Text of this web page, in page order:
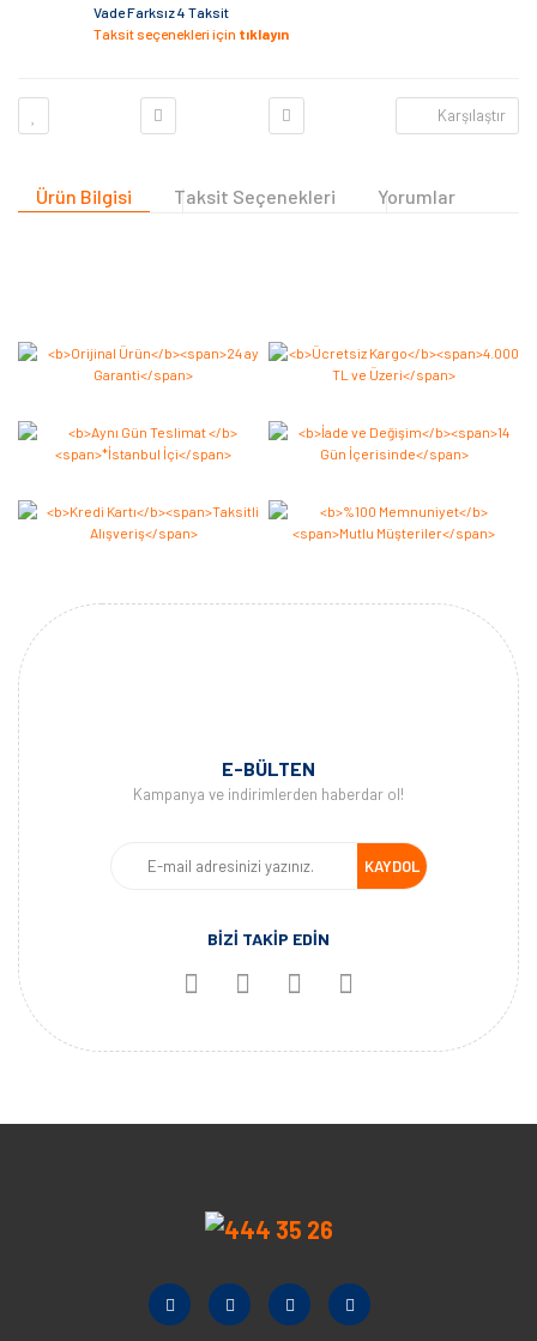
Vade Farksız 4 Taksit
Taksit seçenekleri için tıklayın
Karşılaştır
Ürün Bilgisi Taksit Seçenekleri Yorumlar
E-BÜLTEN
Kampanya ve indirimlerden haberdar ol!
KAYDOL
BİZİ TAKİP EDİN